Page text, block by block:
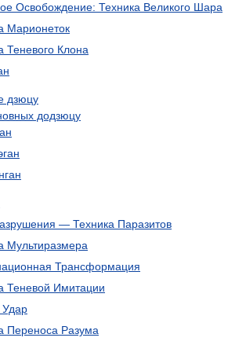
Освобождение: Техника Великого Шара
Марионеток
Теневого Клона
дзюцу
додзюцу
— Техника Паразитов
Мультиразмера
Трансформация
Теневой Имитации
Удар
Переноса Разума